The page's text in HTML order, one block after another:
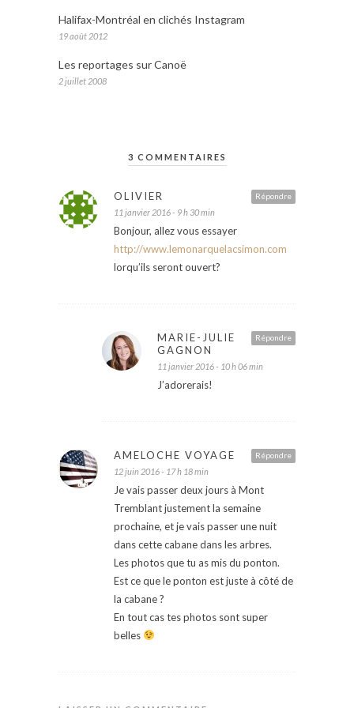
Halifax-Montréal en clichés Instagram
19 août 2012
Les reportages sur Canoë
2 juillet 2008
3 COMMENTAIRES
Répondre
OLIVIER
11 janvier 2016 - 9 h 30 min
Bonjour, allez vous essayer
http://www.lemonarquelacsimon.com
lorqu’ils seront ouvert?
Répondre
MARIE-JULIE
GAGNON
11 janvier 2016 - 10 h 06 min
J’adorerais!
Répondre
AMELOCHE VOYAGE
12 juin 2016 - 17 h 18 min
Je vais passer deux jours à Mont
Tremblant justement la semaine
prochaine, et je vais passer une nuit
dans cette cabane dans les arbres.
Les photos que tu as mis du ponton.
Est ce que le ponton est juste à côté de
la cabane ?
En tout cas tes photos sont super
belles